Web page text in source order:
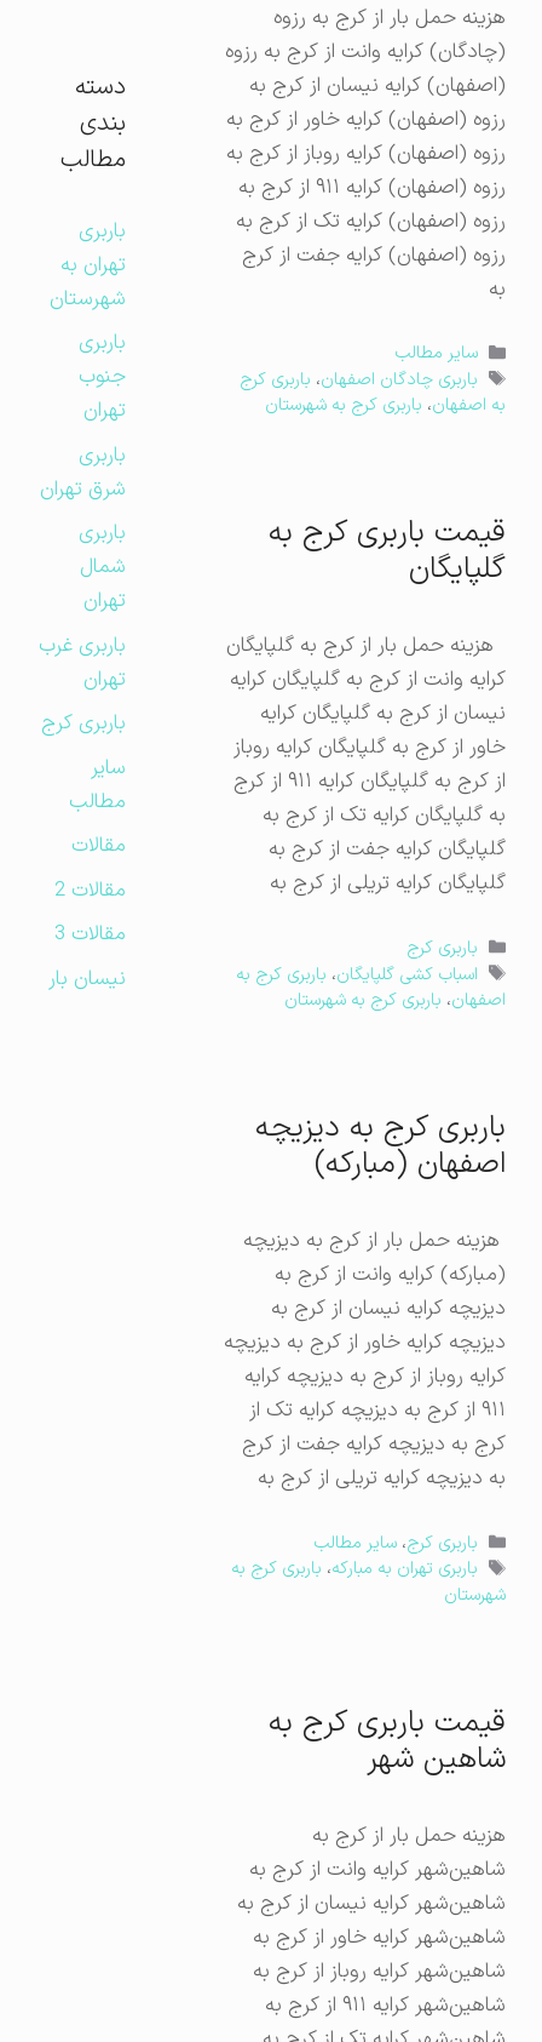
هزینه حمل بار از کرج به رزوه
(چادگان) کرایه وانت از کرج به رزوه
(اصفهان) کرایه نیسان از کرج به
رزوه (اصفهان) کرایه خاور از کرج به
رزوه (اصفهان) کرایه روباز از کرج به
رزوه (اصفهان) کرایه ۹۱۱ از کرج به
رزوه (اصفهان) کرایه تک از کرج به
رزوه (اصفهان) کرایه جفت از کرج
دسته‌ها
سایر مطالب
برچسب‌ها
باربری چادگان اصفهان،باربری کرج
به اصفهان،باربری کرج به شهرستان
قیمت باربری کرج به
گلپایگان
هزینه حمل بار از کرج به گلپایگان
کرایه وانت از کرج به گلپایگان کرایه
نیسان از کرج به گلپایگان کرایه
خاور از کرج به گلپایگان کرایه روباز
از کرج به گلپایگان کرایه ۹۱۱ از کرج
به گلپایگان کرایه تک از کرج به
گلپایگان کرایه جفت از کرج به
گلپایگان کرایه تریلی از کرج به
دسته‌ها
باربری کرج
برچسب‌ها
اسباب کشی گلپایگان،باربری کرج به
اصفهان،باربری کرج به شهرستان
باربری کرج به دیزیچه
اصفهان (مبارکه)
هزینه حمل بار از کرج به دیزیچه
(مبارکه) کرایه وانت از کرج به
دیزیچه کرایه نیسان از کرج به
دیزیچه کرایه خاور از کرج به دیزیچه
کرایه روباز از کرج به دیزیچه کرایه
۹۱۱ از کرج به دیزیچه کرایه تک از
کرج به دیزیچه کرایه جفت از کرج
به دیزیچه کرایه تریلی از کرج به
دسته‌ها
باربری کرج،سایر مطالب
برچسب‌ها
باربری تهران به مبارکه،باربری کرج به
شهرستان
قیمت باربری کرج به
شاهین شهر
هزینه حمل بار از کرج به
شاهین‌شهر کرایه وانت از کرج به
شاهین‌شهر کرایه نیسان از کرج به
شاهین‌شهر کرایه خاور از کرج به
شاهین‌شهر کرایه روباز از کرج به
شاهین‌شهر کرایه ۹۱۱ از کرج به
دسته
بندی
مطالب
باربری
تهران به
شهرستان
باربری
جنوب
تهران
باربری
شرق تهران
باربری
شمال
تهران
باربری غرب
تهران
باربری کرج
مطالب
مقالات
مقالات 2
مقالات 3
نیسان بار